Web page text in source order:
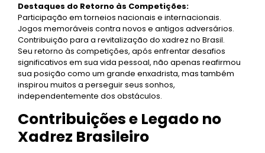
Destaques do Retorno às Competições:
Participação em torneios nacionais e internacionais.
Jogos memoráveis contra novos e antigos adversários.
Contribuição para a revitalização do xadrez no Brasil.
Seu retorno às competições, após enfrentar desafios
significativos em sua vida pessoal, não apenas reafirmou
sua posição como um grande enxadrista, mas também
inspirou muitos a perseguir seus sonhos,
independentemente dos obstáculos.
Contribuições e Legado no
Xadrez Brasileiro